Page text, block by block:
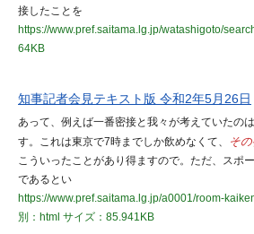
接したことを
https://www.pref.saitama.lg.jp/watashigoto/
64KB
知事記者会見テキスト版 令和2年5月26日
あって、例えば一番密接と我々が考えていたの
す。これは東京で7時までしか飲めなくて、
そ
こういったことがあり得ますので。ただ、スポ
であるとい
https://www.pref.saitama.lg.jp/a0001/room-
別：html サイズ：85.941KB